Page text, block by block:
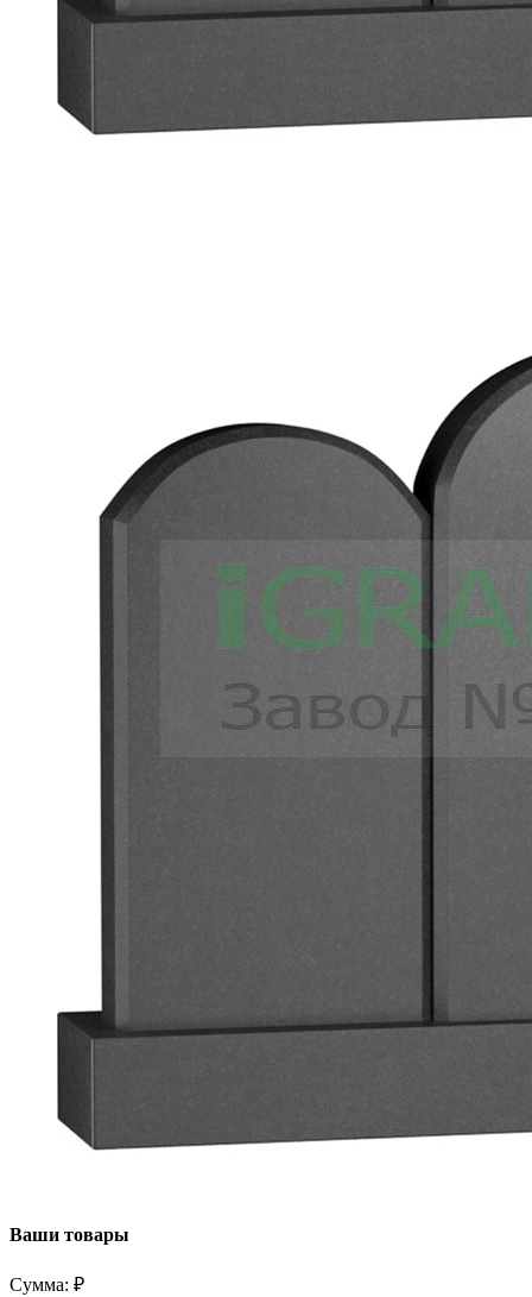
Ваши товары
Сумма: ₽